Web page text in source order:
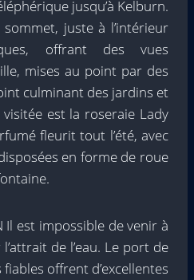
jusqu’à Kelburn.
juste à l’intérieur
offrant des vues
mises au point par des
culminant des jardins et
est la roseraie Lady
fleurit tout l’été, avec
en forme de roue
Il est impossible de venir à
de l’eau. Le port de
offrent d’excellentes